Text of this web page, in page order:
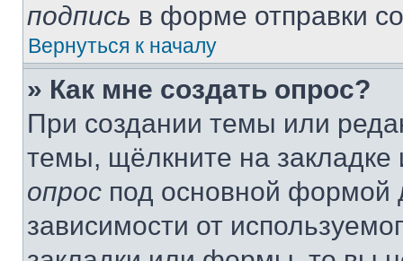
подпись в форме отправки
Вернуться к началу
» Как мне создать опрос?
При создании темы или
темы, щёлкните на
опрос под основной формой
зависимости от